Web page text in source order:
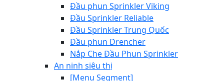
Đầu phun Sprinkler Viking
Đầu Sprinkler Reliable
Đầu Sprinkler Trung Quốc
Đầu phun Drencher
Nắp Che Đầu Phun Sprinkler
An ninh siêu thị
[Menu Segment]